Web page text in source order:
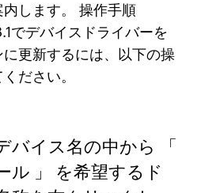
します。 操作手順
でデバイスドライバーを
更新するには、以下の操
ださい。
バイス名の中から 「
ル 」 を希望するド